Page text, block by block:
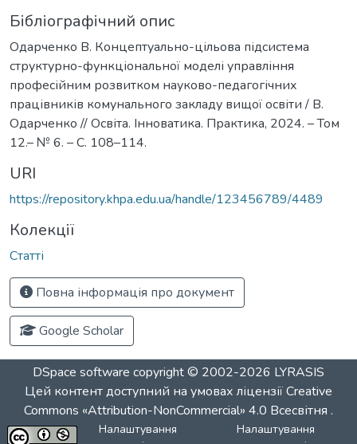
Бібліографічний опис
Одарченко В. Концептуально-цільова підсистема
структурно-функціональної моделі управління
професійним розвитком науково-педагогічних
працівників комунального закладу вищої освіти / В.
Одарченко // Освіта. Інноватика. Практика, 2024. – Том
12.– № 6. – С. 108–114.
URI
https://repository.khpa.edu.ua/handle/123456789/4489
Колекції
Статті
Повна інформація про документ
Google Scholar
DSpace software copyright © 2002-2026 LYRASIS
Цей контент доступний на умовах ліцензіїCreative
Commons «Attribution-NonCommercial» 4.0 Всесвітня .
Налаштування
Налаштування